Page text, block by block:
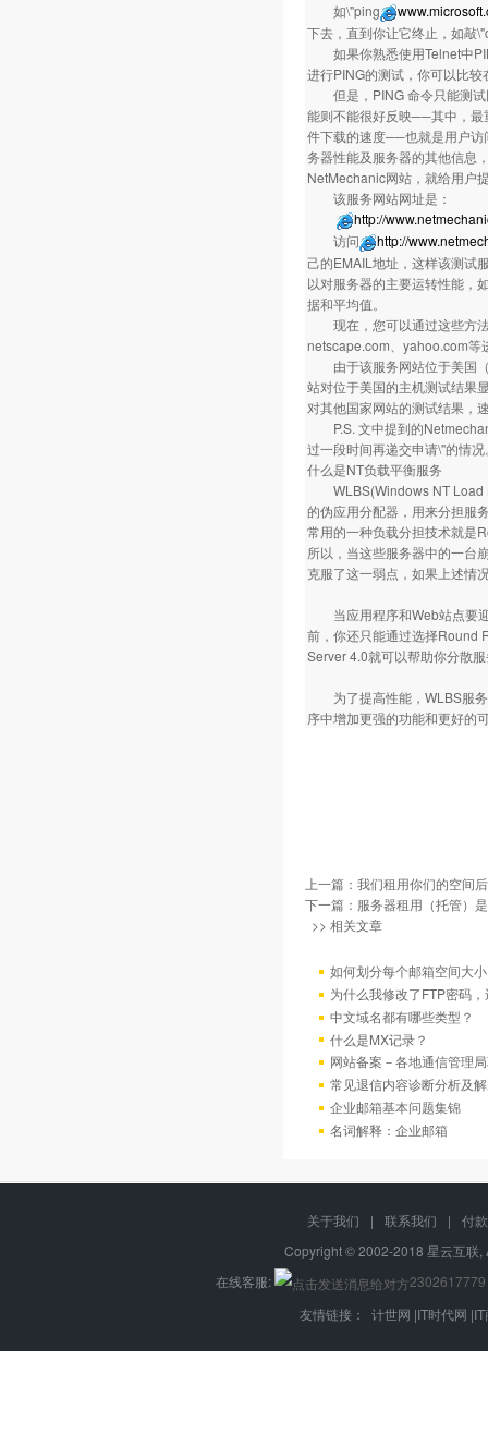
如\"ping
下去，直到你让它终止，如敲
如果你熟悉使用Telnet中
进行PING的测试，你可以比
但是，PING 命令只能测试
能则不能很好反映──其中，最
件下载的速度──也就是用户访
务器性能及服务器的其他信息
NetMechanic网站，就给用户
该服务网站网址是
http://
访问
http://
己的EMAIL地址，这样该测试
以对服务器的主要运转性能，
据和平均值。
现在，您可以通过这些方法
netscape.com、yahoo.com等
由于该服务网站位于美国（
站对位于美国的主机测试结果
对其他国家网站的测试结果，
P.S. 文中提到的
过一段时间再递交申请\"的情
什么是NT负载平衡服务
WLBS(Windows NT Load
的伪应用分配器，用来分担服
常用的一种负载分担技术就是
所以，当这些服务器中的一台
克服了这一弱点，如果上述
当应用程序和Web站点要迎
前，你还只能通过选择Round
Server 4.0就可以帮助你分散
为了提高性能，WLBS服务
序中增加更强的功能和更好的
上一篇： 我们租用你们的空间
下一篇： 服务器租用（托管）
>> 相关文章
如何划分每个邮箱空间大
为什么我修改了FTP密码
中文域名都有哪些类型？
什么是MX记录？
网站备案－各地通信管理
常见退信内容诊断分析及
企业邮箱基本问题集锦
名词解释：企业邮箱
关于我们 | 联系我们 |
付
Copyright © 2002-2018 星云互
在线客服:
2302617779
友情链接： 计世网 |IT时代网 |